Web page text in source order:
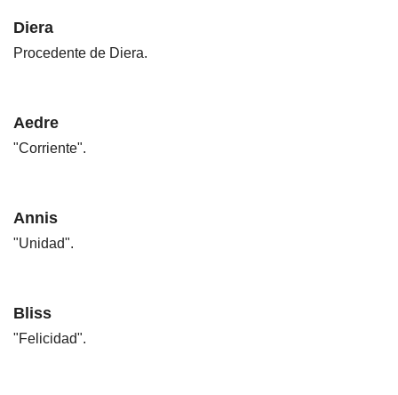
Diera
Procedente de Diera.
Aedre
"Corriente".
Annis
"Unidad".
Bliss
"Felicidad".